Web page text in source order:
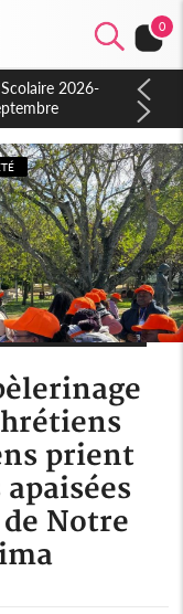
0
préfet : « La
et à renouveler
»
prient
Notre